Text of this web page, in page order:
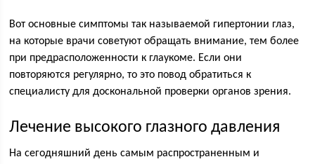
Вот основные симптомы так называемой гипертонии глаз,
на которые врачи советуют обращать внимание, тем более
при предрасположенности к глаукоме. Если они
повторяются регулярно, то это повод обратиться к
специалисту для доскональной проверки органов зрения.
Лечение высокого глазного давления
На сегодняшний день самым распространенным и